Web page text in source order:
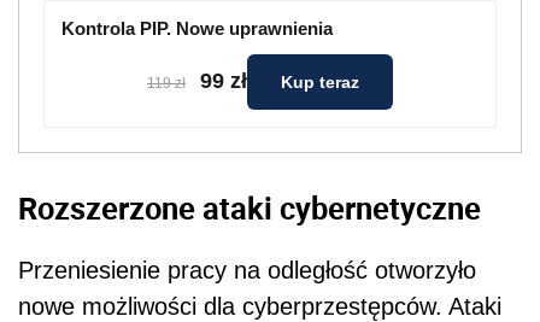
Kontrola PIP. Nowe uprawnienia
119 zł 99 zł Kup teraz
Rozszerzone ataki cybernetyczne
Przeniesienie pracy na odległość otworzyło
nowe możliwości dla cyberprzestępców. Ataki